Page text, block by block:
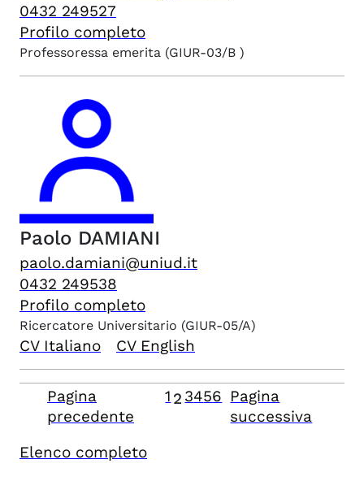
0432 249527
Profilo completo
Professoressa emerita (GIUR-03/B )
Paolo DAMIANI
paolo.damiani@uniud.it
0432 249538
Profilo completo
Ricercatore Universitario (GIUR-05/A)
CV Italiano CV English
Pagina
precedente
1 2 3456 Pagina
successiva
Elenco completo